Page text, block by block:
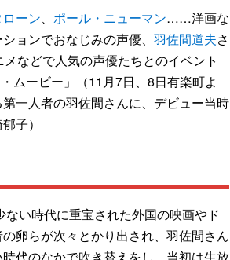
ーン、 ポール・ニューマン……洋画な
ョンでおなじみの声優、 羽佐間道夫さ
などで人気の声優たちとのイベント
ムービー」（11月7日、8日有楽町よ
一人者の羽佐間さんに、デビュー当時
子）
い時代に重宝された外国の映画やド
卵らが次々とかり出され、羽佐間さん
代のなかで吹き替えをし、当初は生放